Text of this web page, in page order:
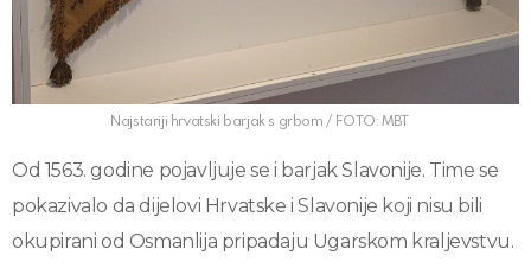
Najstariji hrvatski barjak s grbom / FOTO: MBT
Od 1563. godine pojavljuje se i barjak Slavonije. Time se
pokazivalo da dijelovi Hrvatske i Slavonije koji nisu bili
okupirani od Osmanlija pripadaju Ugarskom kraljevstvu.